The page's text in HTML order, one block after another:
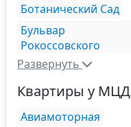
Ботанический Сад
Бульвар
Рокоссовского
Развернуть
Квартиры у МЦД
Авиамоторная